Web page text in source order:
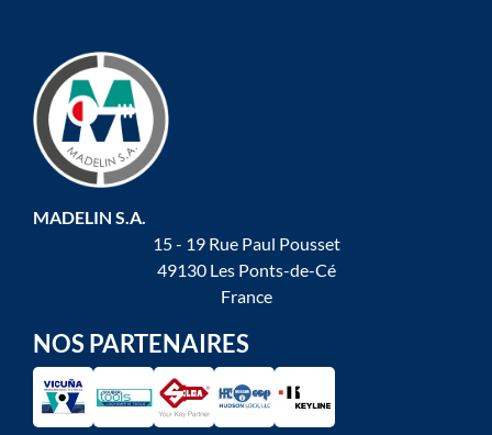
MADELIN S.A.
15 - 19 Rue Paul Pousset
49130 Les Ponts-de-Cé
France
NOS PARTENAIRES